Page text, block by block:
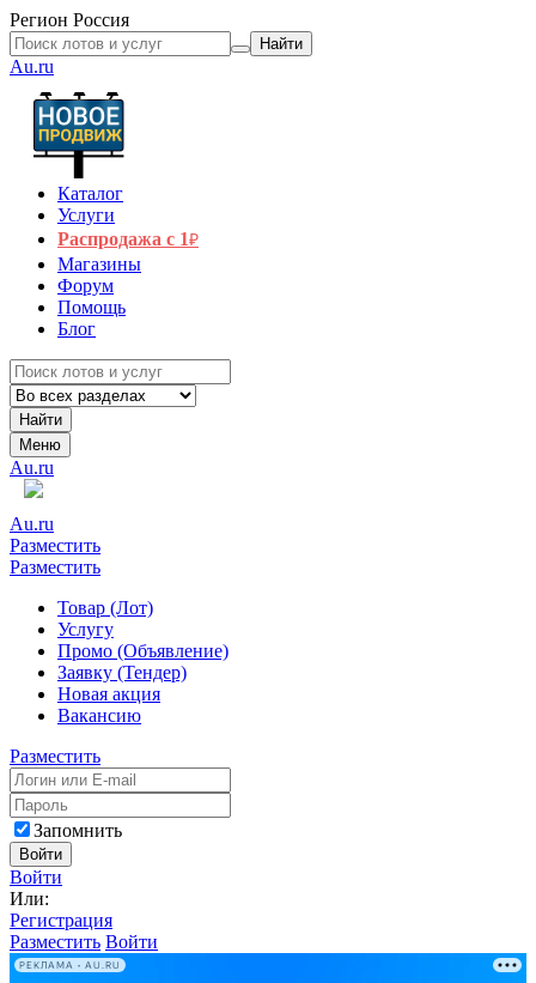
Регион Россия
Найти
Au.ru
Каталог
Услуги
Распродажа с 1₽
Магазины
Форум
Помощь
Блог
Найти
Меню
Au.ru
Au.ru
Разместить
Разместить
Товар (Лот)
Услугу
Промо (Объявление)
Заявку (Тендер)
Новая акция
Вакансию
Разместить
Запомнить
Войти
Войти
Или:
Регистрация
Разместить Войти
РЕКЛАМА • AU.RU